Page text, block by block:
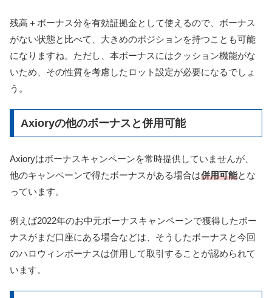
残高＋ボーナス分を有効証拠金として使えるので、ボーナス
がない状態と比べて、大きめのポジションを持つことも可能
になりますね。ただし、本ボーナスにはクッション機能がな
いため、その性質を考慮したロット設定が必要になるでしょ
う。
Axioryの他のボーナスと併用可能
Axioryはボーナスキャンペーンを常時提供していませんが、
他のキャンペーンで得たボーナスがある場合は併用可能とな
っています。
例えば2022年のお中元ボーナスキャンペーンで獲得したボー
ナスがまだ口座にある場合などは、そうしたボーナスと今回
のハロウィンボーナスは併用して取引することが認められて
います。